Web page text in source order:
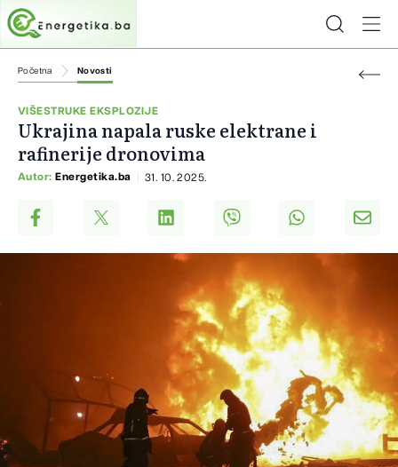
Početna Novosti
VIŠESTRUKE EKSPLOZIJE
Ukrajina napala ruske elektrane i
rafinerije dronovima
Autor: Energetika.ba 31. 10. 2025.